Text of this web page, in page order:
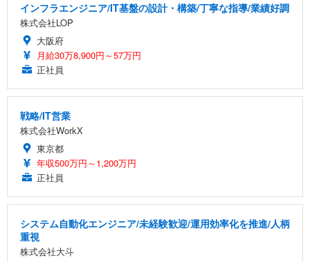
インフラエンジニア/IT基盤の設計・構築/丁寧な指導/業績好調
株式会社LOP
大阪府
月給30万8,900円～57万円
正社員
戦略/IT営業
株式会社WorkX
東京都
年収500万円～1,200万円
正社員
システム自動化エンジニア/未経験歓迎/運用効率化を推進/人柄
重視
株式会社大斗